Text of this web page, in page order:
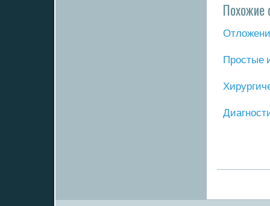
Похожие
Прοстые